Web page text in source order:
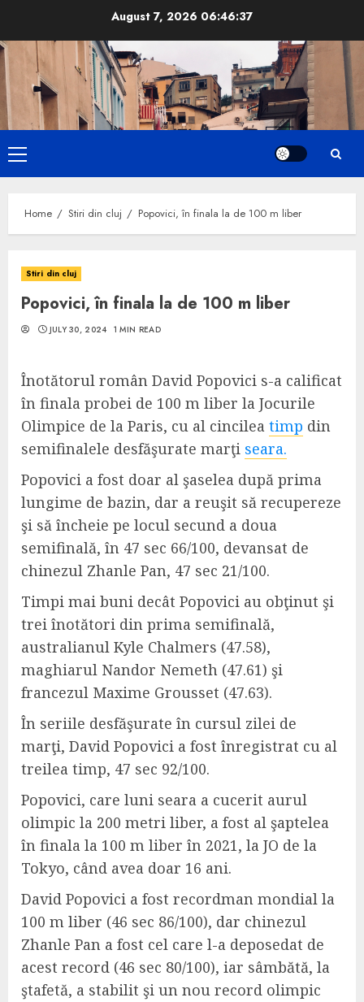
content
August 7, 2026 06:46:38
Primary
Menu
Home Stiri din cluj Popovici, în finala la de 100 m liber
Stiri din cluj
Popovici, în finala la de 100 m liber
JULY 30, 2024 1 MIN READ
Înotătorul român David Popovici s-a calificat
în finala probei de 100 m liber la Jocurile
Olimpice de la Paris, cu al cincilea timp din
semifinalele desfăşurate marţi seara.
Popovici a fost doar al şaselea după prima
lungime de bazin, dar a reuşit să recupereze
şi să încheie pe locul secund a doua
semifinală, în 47 sec 66/100, devansat de
chinezul Zhanle Pan, 47 sec 21/100.
Timpi mai buni decât Popovici au obţinut şi
trei înotători din prima semifinală,
australianul Kyle Chalmers (47.58),
maghiarul Nandor Nemeth (47.61) şi
francezul Maxime Grousset (47.63).
În seriile desfăşurate în cursul zilei de
marţi, David Popovici a fost înregistrat cu al
treilea timp, 47 sec 92/100.
Popovici, care luni seara a cucerit aurul
olimpic la 200 metri liber, a fost al şaptelea
în finala la 100 m liber în 2021, la JO de la
Tokyo, când avea doar 16 ani.
David Popovici a fost recordman mondial la
100 m liber (46 sec 86/100), dar chinezul
Zhanle Pan a fost cel care l-a deposedat de
acest record (46 sec 80/100), iar sâmbătă, la
ştafetă, a stabilit şi un nou record olimpic